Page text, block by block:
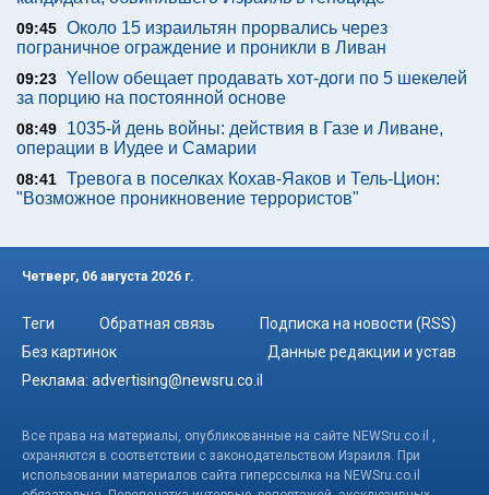
09:45 Около 15 израильтян прорвались через
пограничное ограждение и проникли в Ливан
09:23 Yellow обещает продавать хот-доги по 5 шекелей
за порцию на постоянной основе
08:49
1035-й день войны: действия в Газе и Ливане,
операции в Иудее и Самарии
08:41 Тревога в поселках Кохав-Яаков и Тель-Цион:
"Возможное проникновение террористов"
Четверг, 06 августа 2026 г.
Теги Обратная связь
Подписка на новости (RSS)
Без картинок
Данные редакции и устав
Реклама: advertising@newsru.co.il
Все права на материалы, опубликованные на сайте NEWSru.co.il ,
охраняются в соответствии с законодательством Израиля. При
использовании материалов сайта гиперссылка на NEWSru.co.il